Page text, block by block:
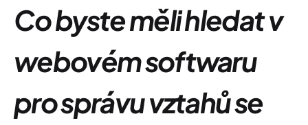
Co byste měli hledat v
webovém softwaru
pro správu vztahů se